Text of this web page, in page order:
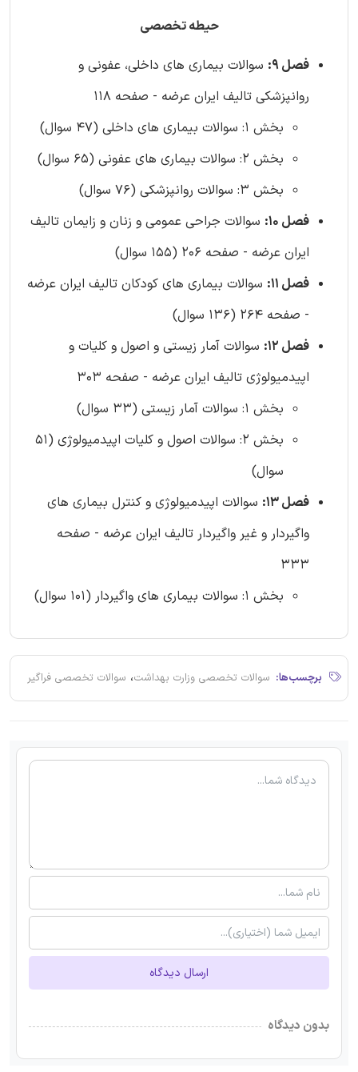
حیطه تخصصی
فصل 9:
سوالات بیماری های داخلی، عفونی و
روانپزشکی تالیف ایران عرضه - صفحه 118
بخش 1: سوالات بیماری های داخلی (47 سوال)
بخش 2: سوالات بیماری های عفونی (65 سوال)
بخش 3: سوالات روانپزشکی (76 سوال)
فصل 10:
سوالات جراحی عمومی و زنان و زایمان تالیف
ایران عرضه - صفحه 206 (155 سوال)
فصل 11:
سوالات بیماری های کودکان تالیف ایران عرضه
- صفحه 264 (136 سوال)
فصل 12:
سوالات آمار زیستی و اصول و کلیات و
اپیدمیولوژی تالیف ایران عرضه - صفحه 303
بخش 1: سوالات آمار زیستی (33 سوال)
بخش 2: سوالات اصول و کلیات اپیدمیولوژی (51
سوال)
فصل 13:
سوالات اپیدمیولوژی و کنترل بیماری های
واگیردار و غیر واگیردار تالیف ایران عرضه - صفحه
333
بخش 1: سوالات بیماری های واگیردار (101 سوال)
برچسب‌ها: سوالات تخصصی وزارت بهداشت، سوالات تخصصی فراگیر
ارسال دیدگاه
بدون دیدگاه